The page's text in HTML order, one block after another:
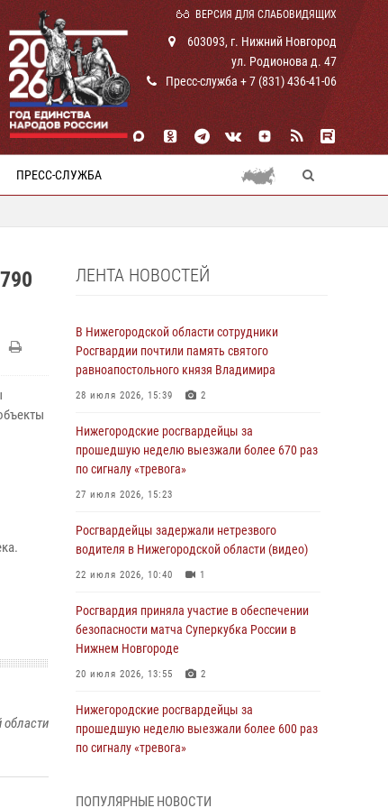
ВЕРСИЯ ДЛЯ СЛАБОВИДЯЩИХ
603093, г. Нижний Новгород
ул. Родионова д. 47
Пресс-служба + 7 (831) 436-41-06
ПРЕСС-СЛУЖБА
области
ЛЕНТА НОВОСТЕЙ
В Нижегородской области сотрудники
Росгвардии почтили память святого
равноапостольного князя Владимира
28 июля 2026, 15:39 2
Нижегородские росгвардейцы за
прошедшую неделю выезжали более 670 раз
по сигналу «тревога»
27 июля 2026, 15:23
Росгвардейцы задержали нетрезвого
водителя в Нижегородской области (видео)
22 июля 2026, 10:40 1
Росгвардия приняла участие в обеспечении
безопасности матча Суперкубка России в
Нижнем Новгороде
20 июля 2026, 13:55 2
Нижегородские росгвардейцы за
прошедшую неделю выезжали более 600 раз
по сигналу «тревога»
ПОПУЛЯРНЫЕ НОВОСТИ